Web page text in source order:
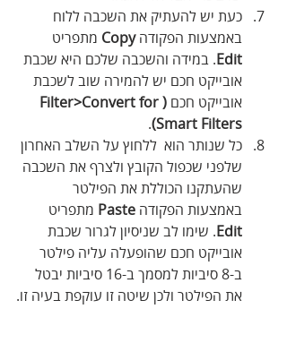
כעת יש להעתיק את השכבה ללוח
באמצעות הפקודה Copy מתפריט
Edit. במידה והשכבה שלכם היא שכבת
אובייקט חכם יש להמירה שוב לשכבת
אובייקט חכם
(Filter>Convert for
Smart Filters)
.
כל שנותר הוא  ללחוץ על השלב האחרון
שלפני שכפול הקובץ ולצרף את השכבה
שהעתקנו הכוללת את הפילטר
באמצעות הפקודה Paste מתפריט
Edit. שימו לב שניסיון לגרור שכבת
אובייקט חכם שהופעלה עליה פילטר
ב-8 סיביות למסמך ב-16 סיביות יבטל
את הפילטר ולכן שיטה זו עוקפת בעיה זו.